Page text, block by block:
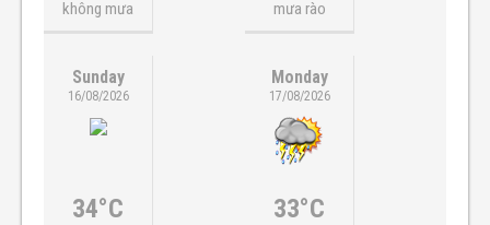
không mưa
mưa rào
Sunday
16/08/2026
34°C
Monday
17/08/2026
33°C